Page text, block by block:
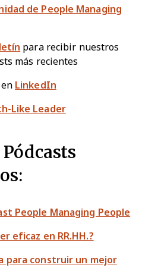
de People Managing
para recibir nuestros
más recientes
LinkedIn
Like Leader
People Managing People
eficaz en RR.HH.?
para construir un mejor